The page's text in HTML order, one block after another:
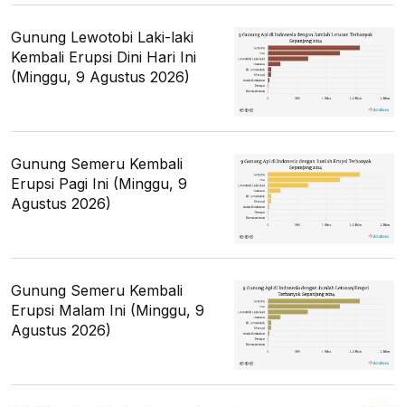
Gunung Lewotobi Laki-laki
Kembali Erupsi Dini Hari Ini
(Minggu, 9 Agustus 2026)
Gunung Semeru Kembali
Erupsi Pagi Ini (Minggu, 9
Agustus 2026)
Gunung Semeru Kembali
Erupsi Malam Ini (Minggu, 9
Agustus 2026)